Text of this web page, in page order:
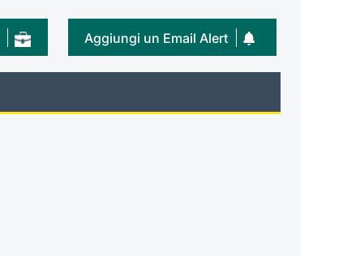
Aggiungi un Email Alert